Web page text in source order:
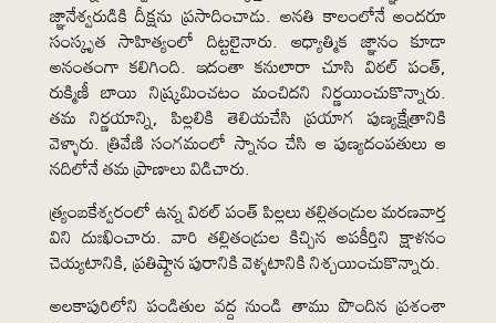
జ్ఞానేశ్వరుడికి దీక్షను ప్రసాదించాడు. అనతి కాలంలోనే అందరూ
సంస్కృత సాహిత్యంలో దిట్టలైనారు. ఆధ్యాత్మిక జ్ఞానం కూడా
అనంతంగా కలిగింది. ఇదంతా కనులారా చూసి విఠల్ పంత్,
రుక్మిణీ బాయి నిష్క్రమించటం మంచిదని నిర్ణయించుకొన్నారు.
తమ నిర్ణయాన్ని, పిల్లలికి తెలియచేసి ప్రయాగ పుణ్యక్షేత్రానికి
వెళ్ళారు. త్రివేణి సంగమంలో స్నానం చేసి ఆ పుణ్యదంపతులు ఆ
నదిలోనే తమ ప్రాణాలు విడిచారు.
త్ర్యంబకేశ్వరంలో ఉన్న విఠల్ పంత్ పిల్లలు తల్లితండ్రుల మరణవార్త
విని దుఃఖించారు. వారి తల్లితండ్రుల కిచ్చిన అపకీర్తిని క్షాళనం
చెయ్యటానికి, ప్రతిష్టాన పురానికి వెళ్ళటానికి నిశ్చయించుకొన్నారు.
అలకాపురిలోని పండితుల వద్ద నుండి తాము పొందిన ప్రశంశా